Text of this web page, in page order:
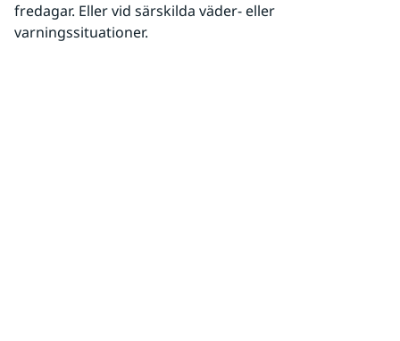
fredagar. Eller vid särskilda väder- eller
varningssituationer.